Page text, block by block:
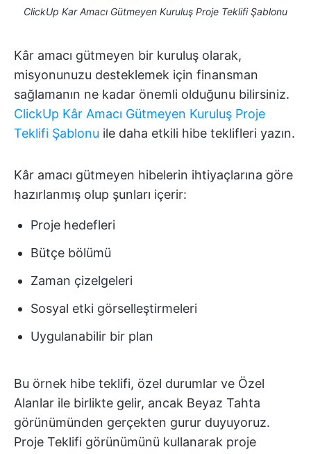
ClickUp Kar Amacı Gütmeyen Kuruluş Proje Teklifi Şablonu
Kâr amacı gütmeyen bir kuruluş olarak,
misyonunuzu desteklemek için finansman
sağlamanın ne kadar önemli olduğunu bilirsiniz.
ClickUp Kâr Amacı Gütmeyen Kuruluş Proje
Teklifi Şablonu ile daha etkili hibe teklifleri yazın.
Kâr amacı gütmeyen hibelerin ihtiyaçlarına göre
hazırlanmış olup şunları içerir:
Proje hedefleri
Bütçe bölümü
Zaman çizelgeleri
Sosyal etki görselleştirmeleri
Uygulanabilir bir plan
Bu örnek hibe teklifi, özel durumlar ve Özel
Alanlar ile birlikte gelir, ancak Beyaz Tahta
görünümünden gerçekten gurur duyuyoruz.
Proje Teklifi görünümünü kullanarak proje